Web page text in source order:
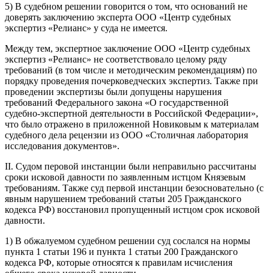
5) В судебном решении говорится о том, что оснований не
доверять заключению эксперта ООО «Центр судебных
экспертиз «Релианс» у суда не имеется.
Между тем, экспертное заключение ООО «Центр судебных
экспертиз «Релианс» не соответствовало целому ряду
требований (в том числе и методическим рекомендациям) по
порядку проведения почерковедческих экспертиз. Также при
проведении экспертизы были допущены нарушения
требований Федерального закона «О государственной
судебно-экспертной деятельности в Российской Федерации»,
что было отражено в приложенной Новиковым к материалам
судебного дела рецензии из ООО «Столичная лаборатория
исследования документов».
II. Судом перовой инстанции были неправильно рассчитаны
сроки исковой давности по заявленным истцом Князевым
требованиям. Также суд первой инстанции безосновательно (с
явным нарушением требований статьи 205 Гражданского
кодекса РФ) восстановил пропущенный истцом срок исковой
давности.
1) В обжалуемом судебном решении суд сослался на нормы
пункта 1 статьи 196 и пункта 1 статьи 200 Гражданского
кодекса РФ, которые относятся к правилам исчисления